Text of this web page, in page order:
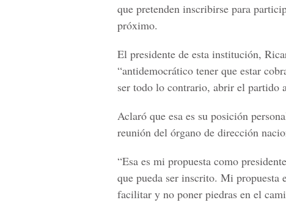
que pretenden inscribirse para
próximo.
El presidente de esta institución,
“antidemocrático tener que estar
ser todo lo contrario, abrir el partido
Aclaró que esa es su posición
reunión del órgano de dirección
“Esa es mi propuesta como
que pueda ser inscrito. Mi propuesta
facilitar y no poner piedras en el